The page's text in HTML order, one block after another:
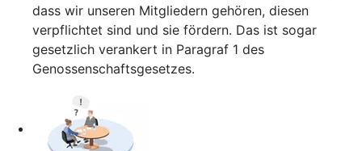
dass wir unseren Mitgliedern gehören, diesen
verpflichtet sind und sie fördern. Das ist sogar
gesetzlich verankert in Paragraf 1 des
Genossenschaftsgesetzes.